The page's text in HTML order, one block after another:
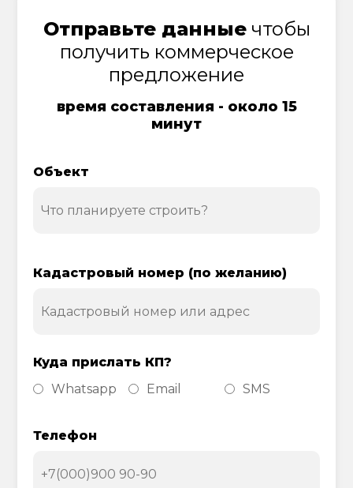
Отправьте данныечтобы
получить коммерческое
предложение
время составления - около 15
минут
Объект
Кадастровый номер (по желанию)
Куда прислать КП?
Whatsapp
Email SMS
Телефон